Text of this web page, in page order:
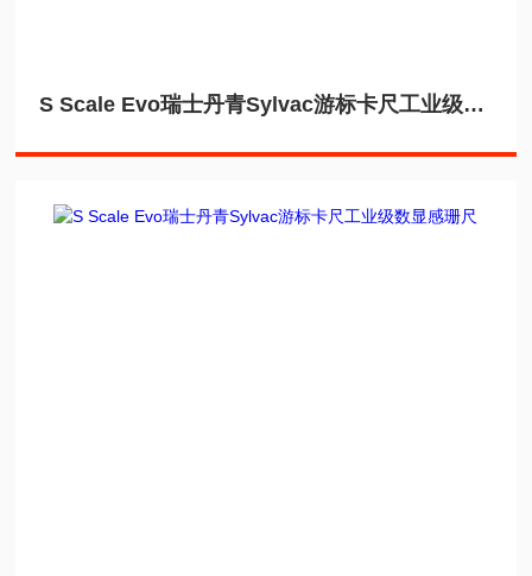
S Scale Evo瑞士丹青Sylvac游标卡尺工业级蓝牙感珊尺